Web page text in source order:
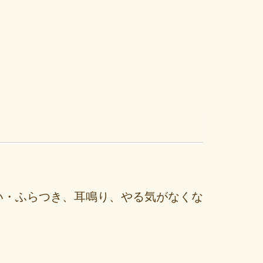
ふらつき、耳鳴り、やる気がなくな